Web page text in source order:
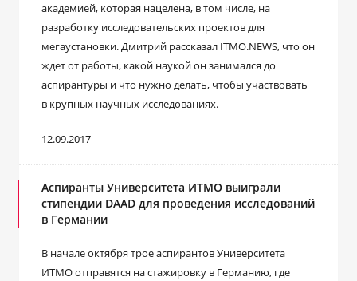
академией, которая нацелена, в том числе, на
разработку исследовательских проектов для
мегаустановки. Дмитрий рассказал ITMO.NEWS, что он
ждет от работы, какой наукой он занимался до
аспирантуры и что нужно делать, чтобы участвовать
в крупных научных исследованиях.
12.09.2017
Аспиранты Университета ИТМО выиграли
стипендии DAAD для проведения исследований
в Германии
В начале октября трое аспирантов Университета
ИТМО отправятся на стажировку в Германию, где